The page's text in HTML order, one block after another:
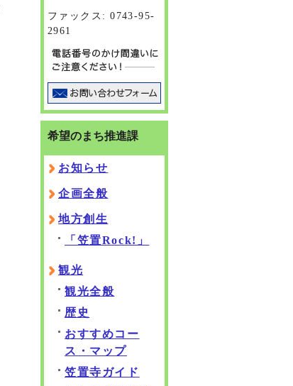
ファックス: 0743-95-
2961
希望のまち推進課
お知らせ
企画全般
地方創生
「笠置Rock!」
観光
観光全般
歴史
おすすめコー
ス・マップ
笠置寺ガイド